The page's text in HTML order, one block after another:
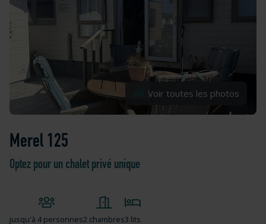
Voir toutes les photos
Merel 125
Optez pour un chalet privé unique
jusqu'à 4 personnes2 chambres3 lits